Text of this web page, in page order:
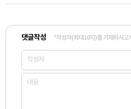
댓글작성 *작성자(최대10자)를 기재하시고